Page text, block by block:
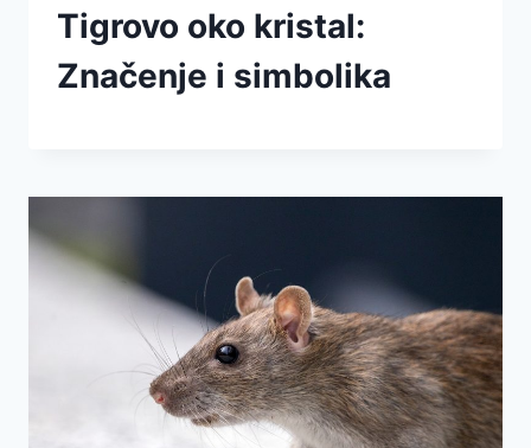
Tigrovo oko kristal:
Značenje i simbolika